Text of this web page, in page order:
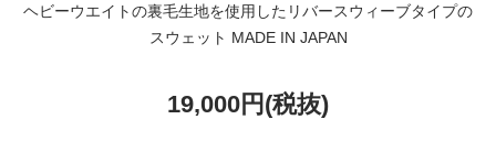
ヘビーウエイトの裏毛生地を使用したリバースウィーブタイプの
スウェット MADE IN JAPAN
19,000円(税抜)